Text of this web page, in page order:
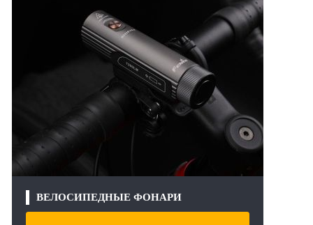
ВЕЛОСИПЕДНЫЕ ФОНАРИ